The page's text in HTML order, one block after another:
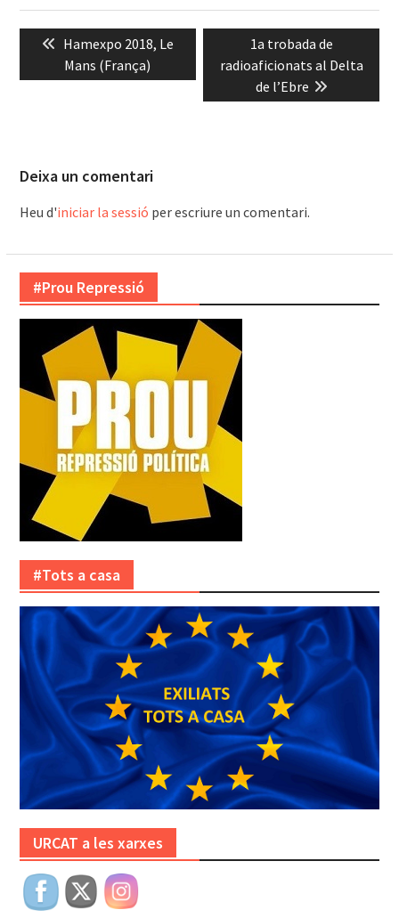
d'entrades
Previous
post:
Hamexpo 2018, Le
Mans (França)
Next
post:
1a trobada de
radioaficionats al Delta
de l’Ebre
Deixa un comentari
Heu d'iniciar la sessió per escriure un comentari.
#Prou Repressió
#Tots a casa
URCAT a les xarxes